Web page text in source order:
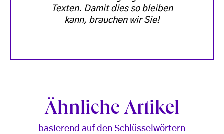
Texten. Damit dies so bleiben
kann, brauchen wir Sie!
Ähnliche Artikel
basierend auf den Schlüsselwörtern